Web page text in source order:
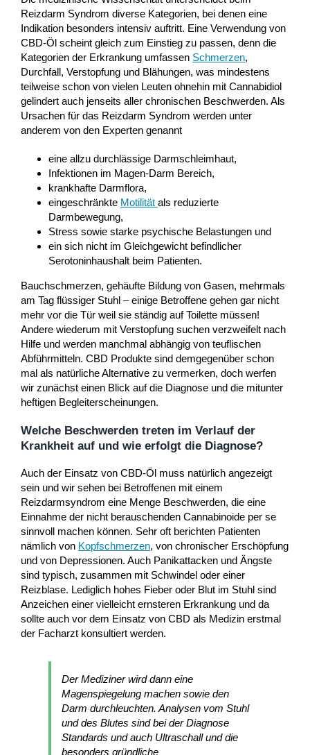
Reizdarm Syndrom diverse Kategorien, bei denen eine
Indikation besonders intensiv auftritt. Eine Verwendung von
CBD-Öl scheint gleich zum Einstieg zu passen, denn die
Kategorien der Erkrankung umfassen Schmerzen,
Durchfall, Verstopfung und Blähungen, was mindestens
teilweise schon von vielen Leuten ohnehin mit Cannabidiol
gelindert auch jenseits aller chronischen Beschwerden. Als
Ursachen für das Reizdarm Syndrom werden unter
anderem von den Experten genannt
eine allzu durchlässige Darmschleimhaut,
Infektionen im Magen-Darm Bereich,
krankhafte Darmflora,
eingeschränkte Motilität als reduzierte
Darmbewegung,
Stress sowie starke psychische Belastungen und
ein sich nicht im Gleichgewicht befindlicher
Serotoninhaushalt beim Patienten.
Bauchschmerzen, gehäufte Bildung von Gasen, mehrmals
am Tag flüssiger Stuhl – einige Betroffene gehen gar nicht
mehr vor die Tür weil sie ständig auf Toilette müssen!
Andere wiederum mit Verstopfung suchen verzweifelt nach
Hilfe und werden manchmal abhängig von teuflischen
Abführmitteln. CBD Produkte sind demgegenüber schon
mal als natürliche Alternative zu vermerken, doch werfen
wir zunächst einen Blick auf die Diagnose und die mitunter
heftigen Begleiterscheinungen.
Welche Beschwerden treten im Verlauf der
Krankheit auf und wie erfolgt die Diagnose?
Auch der Einsatz von CBD-Öl muss natürlich angezeigt
sein und wir sehen bei Betroffenen mit einem
Reizdarmsyndrom eine Menge Beschwerden, die eine
Einnahme der nicht berauschenden Cannabinoide per se
sinnvoll machen können. Sehr oft berichten Patienten
nämlich von Kopfschmerzen, von chronischer Erschöpfung
und von Depressionen. Auch Panikattacken und Ängste
sind typisch, zusammen mit Schwindel oder einer
Reizblase. Lediglich hohes Fieber oder Blut im Stuhl sind
Anzeichen einer vielleicht ernsteren Erkrankung und da
sollte auch vor dem Einsatz von CBD als Medizin erstmal
der Facharzt konsultiert werden.
Der Mediziner wird dann eine
Magenspiegelung machen sowie den
Darm durchleuchten. Analysen vom Stuhl
und des Blutes sind bei der Diagnose
Standards und auch Ultraschall und die
besonders gründliche